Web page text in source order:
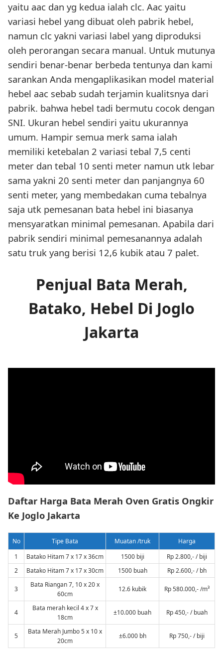
yaitu aac dan yg kedua ialah clc. Aac yaitu
variasi hebel yang dibuat oleh pabrik hebel,
namun clc yakni variasi label yang diproduksi
oleh perorangan secara manual. Untuk mutunya
sendiri benar-benar berbeda tentunya dan kami
sarankan Anda mengaplikasikan model material
hebel aac sebab sudah terjamin kualitsnya dari
pabrik. bahwa hebel tadi bermutu cocok dengan
SNI. Ukuran hebel sendiri yaitu ukurannya
umum. Hampir semua merk sama ialah
memiliki ketebalan 2 variasi tebal 7,5 centi
meter dan tebal 10 senti meter namun utk lebar
sama yakni 20 senti meter dan panjangnya 60
senti meter, yang membedakan cuma tebalnya
saja utk pemesanan bata hebel ini biasanya
mensyaratkan minimal pemesanan. Apabila dari
pabrik sendiri minimal pemesanannya adalah
satu truk yang berisi 12,6 kubik atau 7 palet.
Penjual Bata Merah,
Batako, Hebel Di Joglo
Jakarta
Daftar Harga Bata Merah Oven Gratis Ongkir
Ke Joglo Jakarta
No Tipe Bata Muatan /truk
Harga
1
Batako Hitam 7 x 17 x 36cm 1500 biji
Rp 2.800,- / biji
2
Batako Hitam 7 x 17 x 30cm 1500 buah Rp 2.600,- / bh
3
Bata Riangan 7, 10 x 20 x
60cm
12.6 kubik Rp 580.000,- /m³
4
Bata merah kecil 4 x 7 x
18cm
±10.000 buah Rp 450,- / buah
5
Bata Merah Jumbo 5 x 10 x
20cm
±6.000 bh Rp 750,- / biji